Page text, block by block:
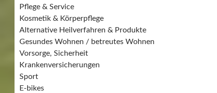
Pflege & Service
Kosmetik & Körperpflege
Alternative Heilverfahren & Produkte
Gesundes Wohnen / betreutes Wohnen
Vorsorge, Sicherheit
Krankenversicherungen
Sport
E-bikes